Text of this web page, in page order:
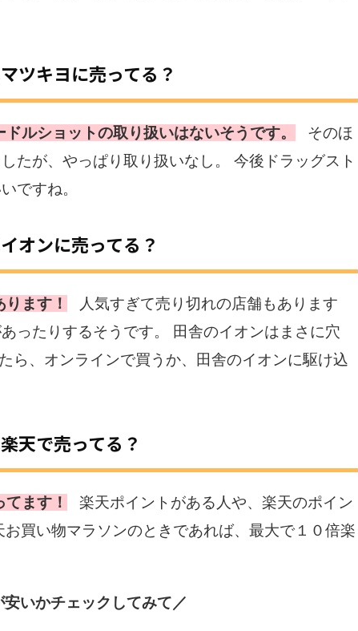
ツキヨに売ってる？
ルショットの取り扱いはないそうです。
そのほ
たが、やっぱり取り扱いなし。 今後ドラッグスト
ですね。
オンに売ってる？
ます！
人気すぎて売り切れの店舗もあります
ったりするそうです。 田舎のイオンはまさに穴
ら、オンラインで買うか、田舎のイオンに駆け込
天で売ってる？
ます！
楽天ポイントがある人や、楽天のポイン
お買い物マラソンのときであれば、最大で１０倍楽
安いかチェックしてみて／